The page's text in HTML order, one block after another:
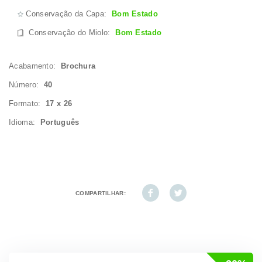
Conservação da Capa: Bom Estado
Conservação do Miolo:Bom Estado
Acabamento: Brochura
Número: 40
Formato: 17 x 26
Idioma: Português
COMPARTILHAR: